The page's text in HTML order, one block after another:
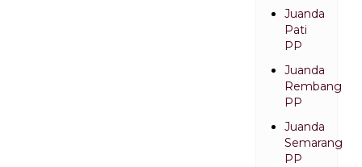
Juanda
Pati
PP
Juanda
Rembang
PP
Juanda
Semarang
PP